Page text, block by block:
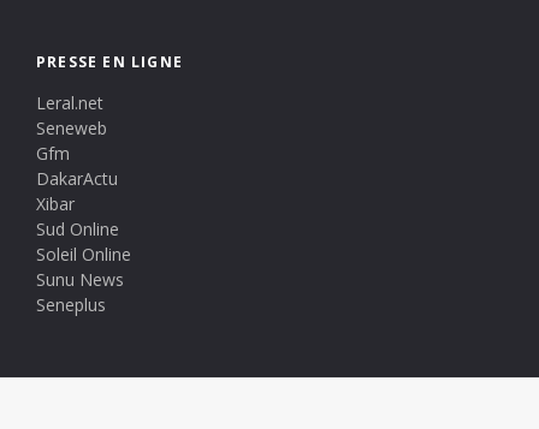
PRESSE EN LIGNE
Leral.net
Seneweb
Gfm
DakarActu
Xibar
Sud Online
Soleil Online
Sunu News
Seneplus